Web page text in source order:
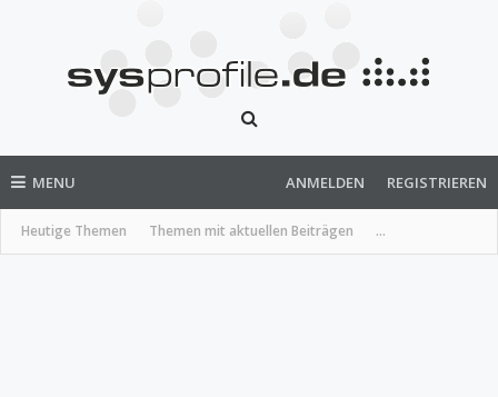
MENU
Heutige Themen Themen mit aktuellen Beiträgen ...
ANMELDEN REGISTRIEREN